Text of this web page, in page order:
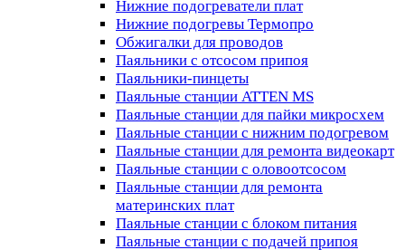
Нижние подогреватели плат
Нижние подогревы Термопро
Обжигалки для проводов
Паяльники с отсосом припоя
Паяльники-пинцеты
Паяльные станции ATTEN MS
Паяльные станции для пайки микросхем
Паяльные станции с нижним подогревом
Паяльные станции для ремонта видеокарт
Паяльные станции с оловоотсосом
Паяльные станции для ремонта
материнских плат
Паяльные станции с блоком питания
Паяльные станции с подачей припоя